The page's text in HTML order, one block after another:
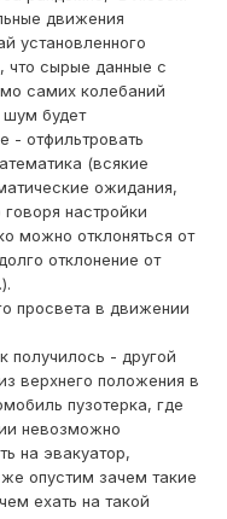
движения
установленного
что сырые данные с
самих колебаний
будет
- отфильтровать
(всякие
ожидания,
настройки
можно отклоняться от
отклонение от
просвета в движении
получилось - другой
верхнего положения в
пузотерка, где
невозможно
на эвакуатор,
опустим зачем такие
ехать на такой